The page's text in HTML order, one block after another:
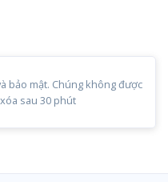
bảo mật. Chúng không được
sau 30 phút